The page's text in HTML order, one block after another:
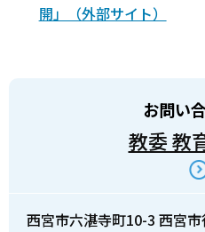
開」（外部サイト）
お問い
教委 教
西宮市六湛寺町10-3 西宮